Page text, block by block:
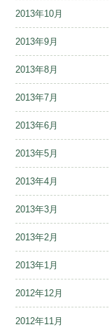
2013年10月
2013年9月
2013年8月
2013年7月
2013年6月
2013年5月
2013年4月
2013年3月
2013年2月
2013年1月
2012年12月
2012年11月